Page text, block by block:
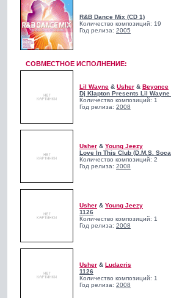
R&B Dance Mix (CD 1)
Количество композиций: 19
Год релиза: 2005
СОВМЕСТНОЕ ИСПОЛНЕНИЕ:
Lil Wayne & Usher & Beyonce
Dj Klapton Presents Lil
Количество композиций: 1
Год релиза: 2008
Usher & Young Jeezy
Love In This Club (D.M.S.
Количество композиций: 2
Год релиза: 2008
Usher & Young Jeezy
1126
Количество композиций: 1
Год релиза: 2008
Usher & Ludacris
1126
Количество композиций: 1
Год релиза: 2008